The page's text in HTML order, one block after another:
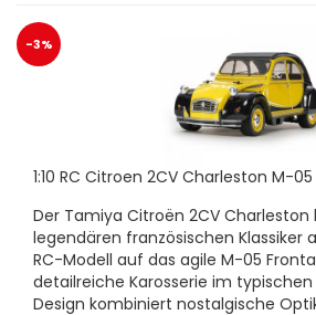
-3%
1:10 RC Citroen 2CV Charleston M-05
Der Tamiya Citroën 2CV Charleston
legendären französischen Klassiker
RC-Modell auf das agile M-05
detailreiche Karosserie im
Design kombiniert nostalgische